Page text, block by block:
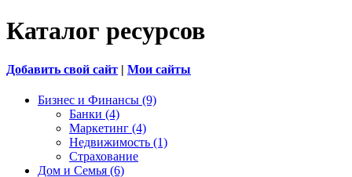
Каталог ресурсов
Добавить свой сайт | Мои сайты
Бизнес и Финансы (9)
Банки (4)
Маркетинг (4)
Недвижимость (1)
Страхование
Дом и Семья (6)